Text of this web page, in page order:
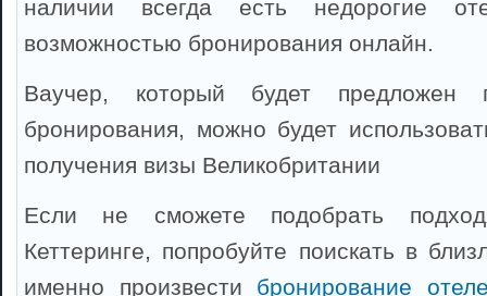
наличии всегда есть недорогие
возможностью бронирования онлайн.
Ваучер, который будет предложен
бронирования, можно будет
получения визы Великобритании
Если не сможете подобрать
Кеттеринге, попробуйте поискать в
именно произвести бронирование